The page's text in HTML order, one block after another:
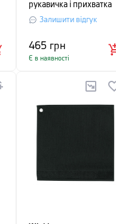
рукавичка і прихватка
Winkler JONA, темно-
Залишити відгук
465 грн
Є в наявності